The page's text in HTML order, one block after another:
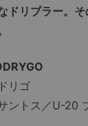
ドリブラー。
リゴ
サントス／U-20